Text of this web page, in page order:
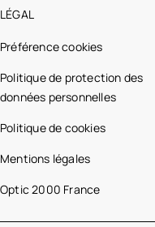
LÉGAL
Préférence cookies
Politique de protection des
données personnelles
Politique de cookies
Mentions légales
Optic 2000 France